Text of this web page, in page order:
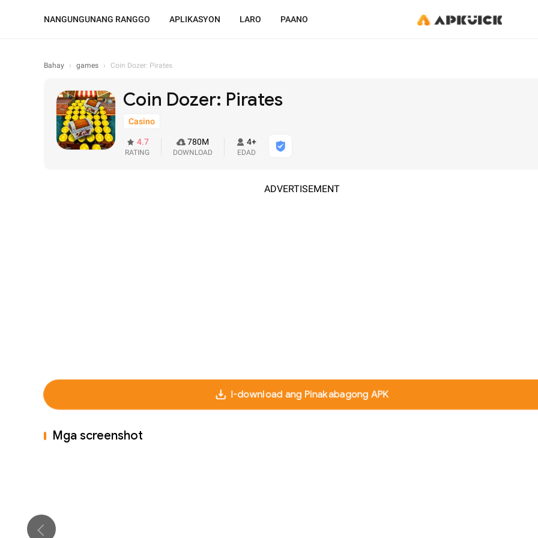
NANGUNGUNANG RANGGO APLIKASYON LARO PAANO
Bahay › games › Coin Dozer: Pirates
Coin Dozer: Pirates
Casino
4.7
RATING
780M
DOWNLOAD
4+
EDAD
ADVERTISEMENT
I-download ang Pinakabagong APK
Mga screenshot